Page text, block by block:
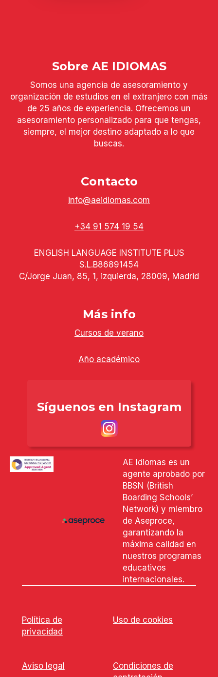
Sobre AE IDIOMAS
Somos una agencia de asesoramiento y
organización de estudios en el extranjero con más
de 25 años de experiencia. Ofrecemos un
asesoramiento personalizado para que tengas,
siempre, el mejor destino adaptado a lo que
buscas.
Contacto
info@aeidiomas.com
+34 91 574 19 54
ENGLISH LANGUAGE INSTITUTE PLUS
S.L.B86891454
C/Jorge Juan, 85, 1, izquierda, 28009, Madrid
Más info
Cursos de verano
Año académico
Síguenos en Instagram
AE Idiomas es un
agente aprobado por
BBSN (British
Boarding Schools’
Network) y miembro
de Aseproce,
garantizando la
máxima calidad en
nuestros programas
educativos
internacionales.
Política de
privacidad
Uso de cookies
Aviso legal
Condiciones de